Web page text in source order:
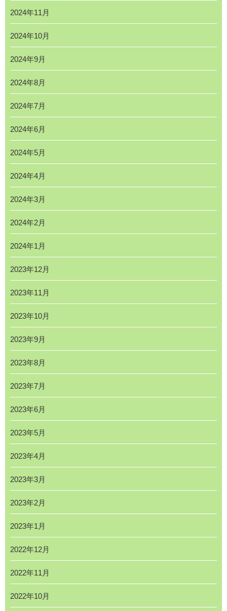
2024年11月
2024年10月
2024年9月
2024年8月
2024年7月
2024年6月
2024年5月
2024年4月
2024年3月
2024年2月
2024年1月
2023年12月
2023年11月
2023年10月
2023年9月
2023年8月
2023年7月
2023年6月
2023年5月
2023年4月
2023年3月
2023年2月
2023年1月
2022年12月
2022年11月
2022年10月